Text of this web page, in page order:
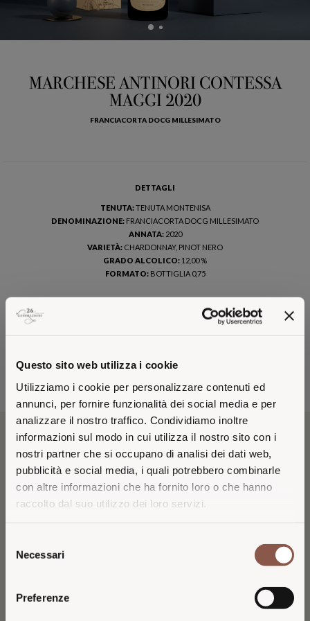
Questo sito web utilizza i cookie
Utilizziamo i cookie per personalizzare contenuti ed
annunci, per fornire funzionalità dei social media e per
analizzare il nostro traffico. Condividiamo inoltre
informazioni sul modo in cui utilizza il nostro sito con i
nostri partner che si occupano di analisi dei dati web,
pubblicità e social media, i quali potrebbero combinarle
con altre informazioni che ha fornito loro o che hanno
raccolto dal suo utilizzo dei loro servizi.
delNecessari
Preferenze
MARCHESE ANTINORI CONTESSA
MAGGI 2020
FRANCIACORTA DOCG MILLESIMATO
DETTAGLI
TENUTA:TENUTA MONTENISA
DENOMINAZIONE: FRANCIACORTA DOCG MILLESIMATO
ANNATA: 2020
VARIETÀ: CHARDONNAY, PINOT NERO
GRADO ALCOLICO: 12,00 %
FORMATO: BOTTIGLIA 0,75
IL VINO
Elegante e raffinato come il nome che porta. Prodotto con
selezionate uve Chardonnay e Pinot Nero, rappresenta una delle
espressioni più pregiate della produzione di Franciacorta. Ha un
colore dorato dai riflessi brillanti ed è caratterizzato da note
inebrianti di frutta matura. É un vino dalla grande armonia e
queste terre.